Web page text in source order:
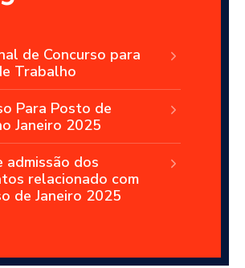
de Concurso para
Trabalho
Para Posto de
Janeiro 2025
admissão dos
relacionado com
de Janeiro 2025